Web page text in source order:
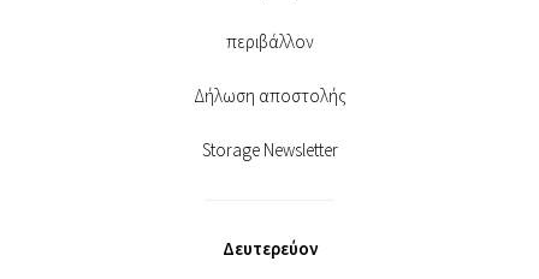
περιβάλλον
Δήλωση αποστολής
Storage Newsletter
Δευτερεύον